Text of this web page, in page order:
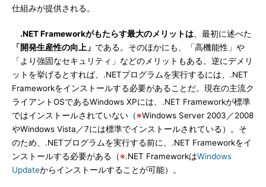
仕組みが提供される。
.NET Frameworkがもたらす最大のメリットは 、最初に述べた
「開発生産性の向上」 である。そのほかにも、「高機能性」や
「より強固なセキュリティ」などのメリットもある。逆にデメリ
ットを挙げるとすれば、.NETプログラムを実行するには、.NET
Frameworkをインストールする必要があることだ。現在の主流ク
ライアントOSであるWindows XPには、.NET Frameworkが標準
ではインストールされていない（※Windows Server 2003／2008
やWindows Vista／7には標準でインストールされている）。そ
のため、.NETプログラムを実行する前に、.NET Frameworkをイ
ンストールする必要がある（※.NET FrameworkはWindows
Updateからインストールすることが可能）。